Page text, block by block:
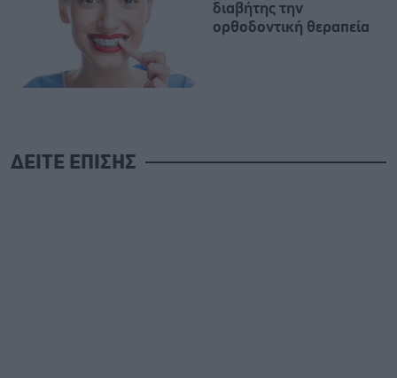
διαβήτης την
ορθοδοντική θεραπεία
ΔΕΙΤΕ ΕΠΙΣΗΣ